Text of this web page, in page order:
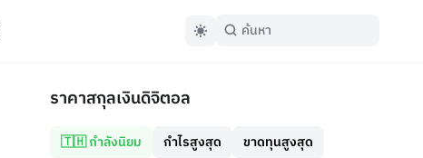
ราคาสกุลเงินดิจิตอล
🇹🇭 กำลังนิยม กำไรสูงสุด ขาดทุนสูงสุด